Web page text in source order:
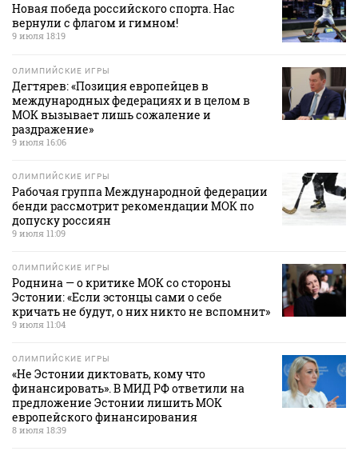
Новая победа российского спорта. Нас
вернули с флагом и гимном!
9 июля 18:19
ОЛИМПИЙСКИЕ ИГРЫ
Дегтярев: «Позиция европейцев в
международных федерациях и в целом в
МОК вызывает лишь сожаление и
раздражение»
9 июля 16:06
ОЛИМПИЙСКИЕ ИГРЫ
Рабочая группа Международной федерации
бенди рассмотрит рекомендации МОК по
допуску россиян
9 июля 11:09
ОЛИМПИЙСКИЕ ИГРЫ
Роднина — о критике МОК со стороны
Эстонии: «Если эстонцы сами о себе
кричать не будут, о них никто не вспомнит»
9 июля 11:04
ОЛИМПИЙСКИЕ ИГРЫ
«Не Эстонии диктовать, кому что
финансировать». В МИД РФ ответили на
предложение Эстонии лишить МОК
европейского финансирования
8 июля 18:39